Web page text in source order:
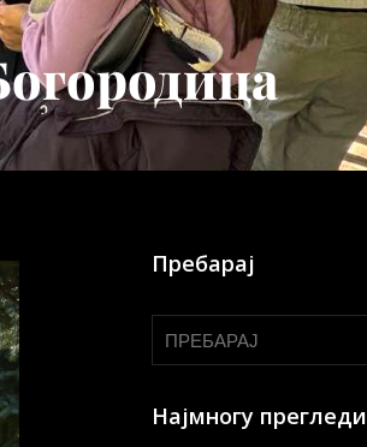
Пребарај
Најмногу прегледи